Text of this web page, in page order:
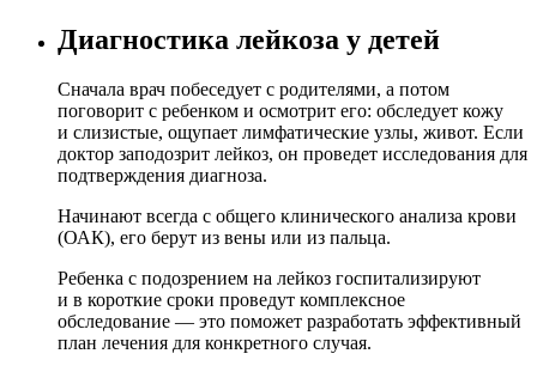
Диагностика лейкоза у детей
Сначала врач побеседует с родителями, а потом
поговорит с ребенком и осмотрит его: обследует кожу
и слизистые, ощупает лимфатические узлы, живот. Если
доктор заподозрит лейкоз, он проведет исследования для
подтверждения диагноза.
Начинают всегда с общего клинического анализа крови
(ОАК), его берут из вены или из пальца.
Ребенка с подозрением на лейкоз госпитализируют
и в короткие сроки проведут комплексное
обследование — это поможет разработать эффективный
план лечения для конкретного случая.